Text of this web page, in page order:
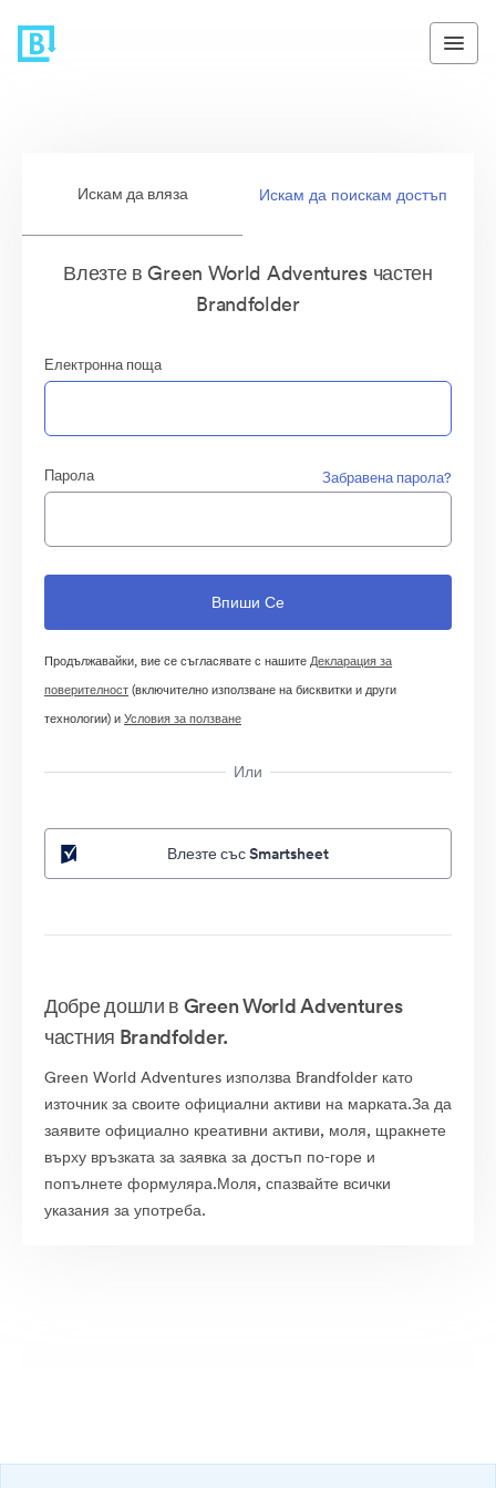
Искам да вляза Искам да поискам достъп
Влезте в Green World Adventures частен
Brandfolder
Електронна поща
Парола Забравена парола?
Продължавайки, вие се съгласявате с нашитеДекларация за
поверителност(включително използване на бисквитки и други
технологии) иУсловия за ползване
Или
Влезте със Smartsheet
Добре дошли в Green World Adventures
частния Brandfolder.
Green World Adventures използва Brandfolder като
източник за своите официални активи на марката.За да
заявите официално креативни активи, моля, щракнете
върху връзката за заявка за достъп по-горе и
попълнете формуляра.Моля, спазвайте всички
указания за употреба.